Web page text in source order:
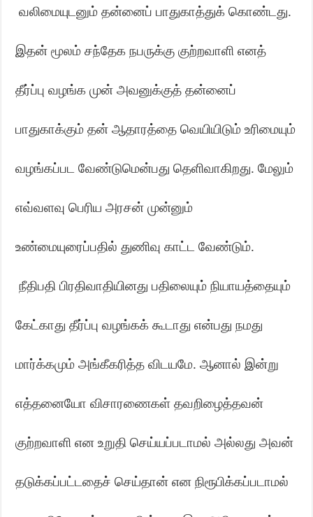
வலிமையுடனும் தன்னைப் பாதுகாத்துக் கொண்டது.
இதன் மூலம் சந்தேக நபருக்கு குற்றவாளி எனத்
தீர்ப்பு வழங்க முன் அவனுக்குத் தன்னைப்
பாதுகாக்கும் தன் ஆதாரத்தை வெயியிடும் உரிமையும்
வழங்கப்பட வேண்டுமென்பது தெளிவாகிறது. மேலும்
எவ்வளவு பெரிய அரசன் முன்னும்
உண்மையுரைப்பதில் துணிவு காட்ட வேண்டும்.
நீதிபதி பிரதிவாதியினது பதிலையும் நியாயத்தையும்
கேட்காது தீர்ப்பு வழங்கக் கூடாது என்பது நமது
மார்க்கமும் அங்கீகரித்த விடயமே. ஆனால் இன்று
எத்தனையோ விசாரணைகள் தவறிழைத்தவன்
குற்றவாளி என உறுதி செய்யப்படாமல் அல்லது அவன்
தடுக்கப்பட்டதைச் செய்தான் என நிரூபிக்கப்படாமல்